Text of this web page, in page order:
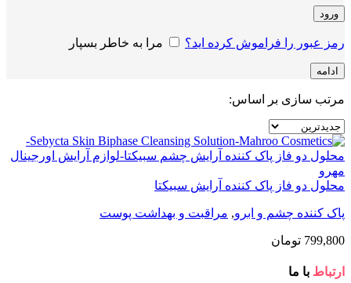
ورود
رمز عبور را فراموش کرده اید؟ مرا به خاطر بسپار
ادامه
مرتب سازی بر اساس:
محلول دو فاز پاک کننده آرایش سبیکتا
پاک کننده چشم و ابرو, مراقبت و بهداشت پوست
799,800 تومان
ارتباط با ما